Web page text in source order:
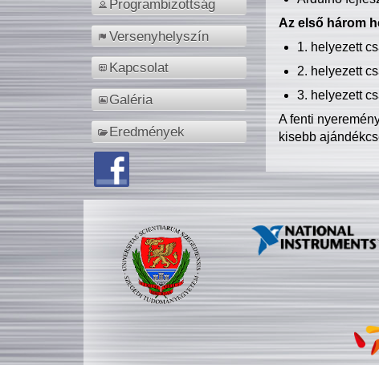
Programbizottság
Versenyhelyszín
Kapcsolat
Galéria
Eredmények
Az első három
1. helyezett
2. helyezett
3. helyezett
A fenti
kisebb